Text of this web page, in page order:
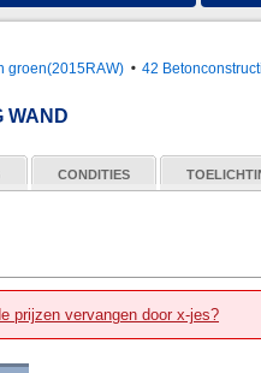
groen(2015RAW) 42
WAND
CONDITIES
prijzen vervangen door x-jes?